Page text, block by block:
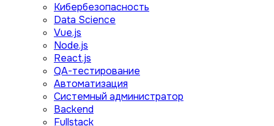
Кибербезопасность
Data Science
Vue.js
Node.js
React.js
QA-тестирование
Автоматизация
Системный администратор
Backend
Fullstack